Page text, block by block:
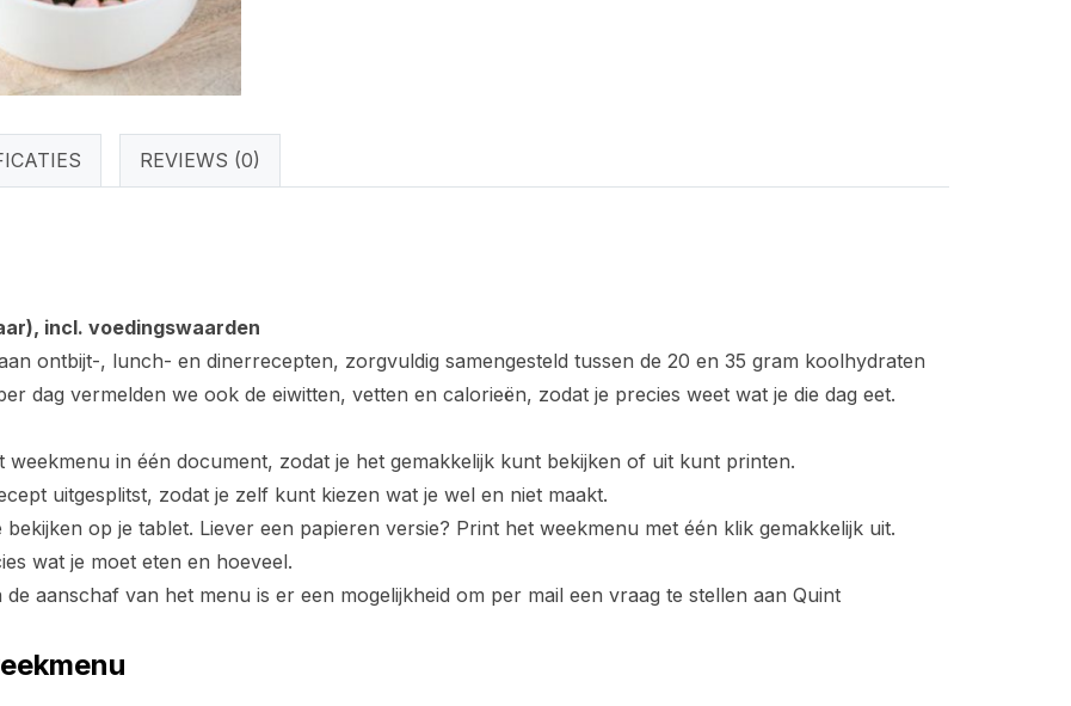
REVIEWS (0)
incl. voedingswaarden
ontbijt-, lunch- en dinerrecepten, zorgvuldig samengesteld tussen de 20 en 35 gram koolhydraten
dag vermelden we ook de eiwitten, vetten en calorieën, zodat je precies weet wat je die dag eet.
weekmenu in één document, zodat je het gemakkelijk kunt bekijken of uit kunt printen.
uitgesplitst, zodat je zelf kunt kiezen wat je wel en niet maakt.
bekijken op je tablet. Liever een papieren versie? Print het weekmenu met één klik gemakkelijk uit.
wat je moet eten en hoeveel.
de aanschaf van het menu is er een mogelijkheid om per mail een vraag te stellen aan Quint